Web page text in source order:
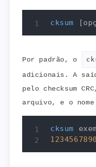
cksum [
Por padrão, o
adicionais. A
pelo checksum
arquivo, e o
cksum
1234567890